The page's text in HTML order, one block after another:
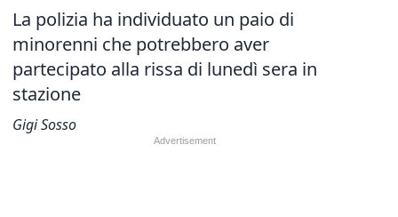
La polizia ha individuato un paio di
minorenni che potrebbero aver
partecipato alla rissa di lunedì sera in
stazione
Gigi Sosso